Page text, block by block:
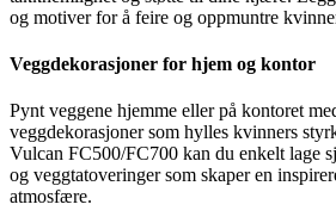
og motiver for å feire og oppmuntre
Veggdekorasjoner for hjem og kontor
Pynt veggene hjemme eller på kontoret
veggdekorasjoner som hylles kvinners
Vulcan FC500/FC700 kan du enkelt lage
og veggtatoveringer som skaper en
atmosfære.